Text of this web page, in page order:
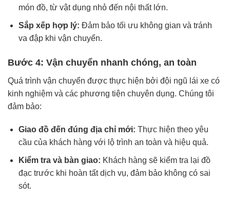
món đồ, từ vật dụng nhỏ đến nội thất lớn.
Sắp xếp hợp lý: Đảm bảo tối ưu không gian và tránh
va đập khi vận chuyển.
Bước 4: Vận chuyển nhanh chóng, an toàn
Quá trình vận chuyển được thực hiện bởi đội ngũ lái xe có
kinh nghiệm và các phương tiện chuyên dụng. Chúng tôi
đảm bảo:
Giao đồ đến đúng địa chỉ mới: Thực hiện theo yêu
cầu của khách hàng với lộ trình an toàn và hiệu quả.
Kiểm tra và bàn giao: Khách hàng sẽ kiểm tra lại đồ
đạc trước khi hoàn tất dịch vụ, đảm bảo không có sai
sót.